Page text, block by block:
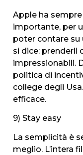
Apple ha
importante, per
poter contare
si dice: prenderli
impressionabili.
politica di
college degli
efficace.
9) Stay easy
La semplicità è
meglio. L’intera